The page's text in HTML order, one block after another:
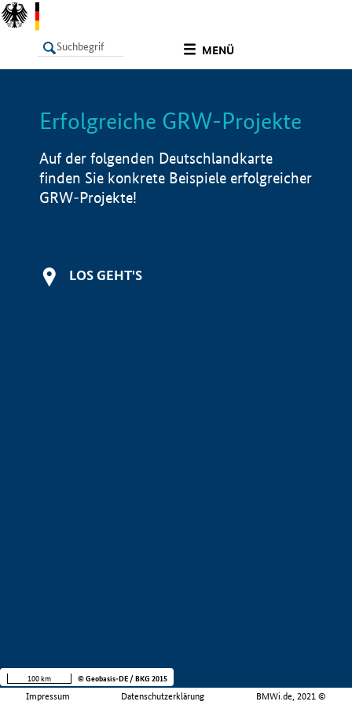
MENÜ
LISTE Info
Erfolgreiche GRW-Projekte
Auf der folgenden Deutschlandkarte
finden Sie konkrete Beispiele erfolgreicher
GRW-Projekte!
LOS GEHT'S
Impressum Datenschutzerklärung BMWi.de, 2021 ©
100 km © Geobasis-DE / BKG 2015